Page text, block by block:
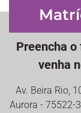
Preencha
venha
Av. Beira Rio,
Aurora - 75522-